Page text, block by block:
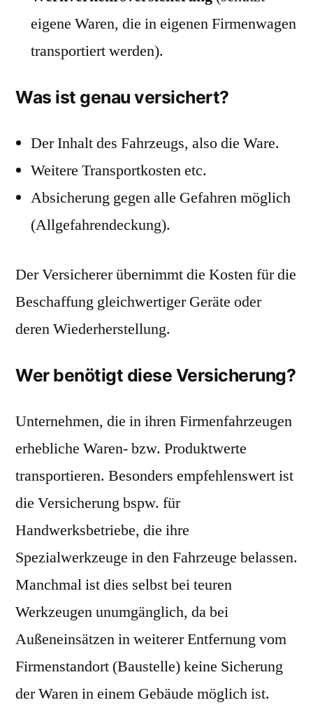
eigene Waren, die in eigenen Firmenwagen
transportiert werden).
Was ist genau versichert?
Der Inhalt des Fahrzeugs, also die Ware.
Weitere Transportkosten etc.
Absicherung gegen alle Gefahren möglich
(Allgefahrendeckung).
Der Versicherer übernimmt die Kosten für die
Beschaffung gleichwertiger Geräte oder
deren Wiederherstellung.
Wer benötigt diese Versicherung?
Unternehmen, die in ihren Firmenfahrzeugen
erhebliche Waren- bzw. Produktwerte
transportieren. Besonders empfehlenswert ist
die Versicherung bspw. für
Handwerksbetriebe, die ihre
Spezialwerkzeuge in den Fahrzeuge belassen.
Manchmal ist dies selbst bei teuren
Werkzeugen unumgänglich, da bei
Außeneinsätzen in weiterer Entfernung vom
Firmenstandort (Baustelle) keine Sicherung
der Waren in einem Gebäude möglich ist.